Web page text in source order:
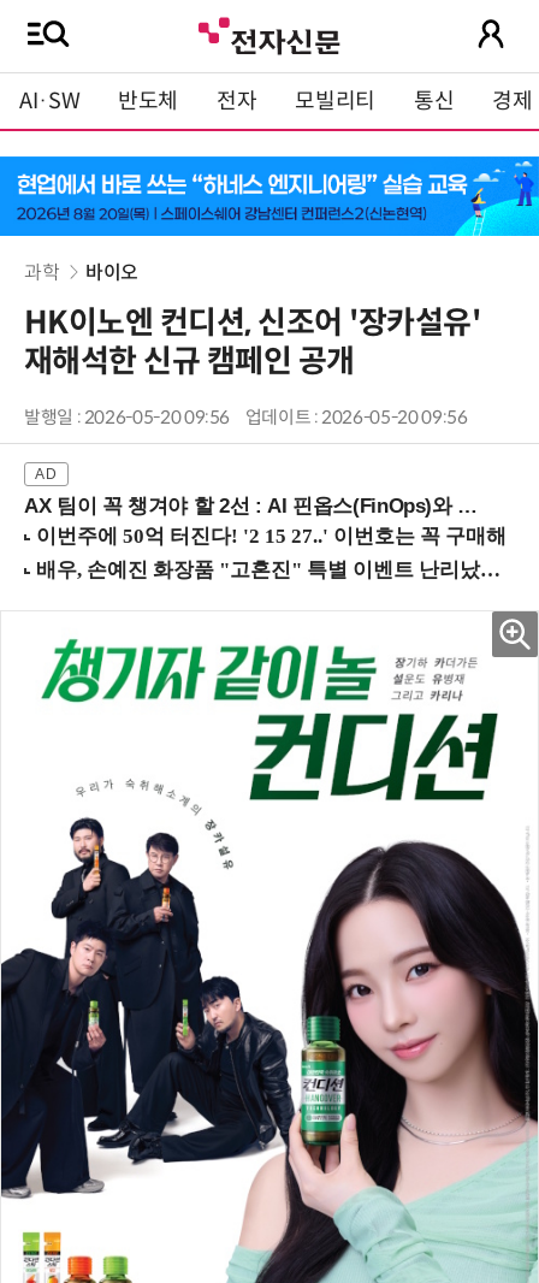
AI·SW 반도체 전자 모빌리티 통신 경제
과학 바이오
HK이노엔 컨디션, 신조어 '장카설유'
재해석한 신규 캠페인 공개
발행일 : 2026-05-20 09:56 업데이트 : 2026-05-20 09:56
AX 팀이 꼭 챙겨야 할 2선 : AI 핀옵스(FinOps)와 토큰 거버넌스 (8/21 잠실역)